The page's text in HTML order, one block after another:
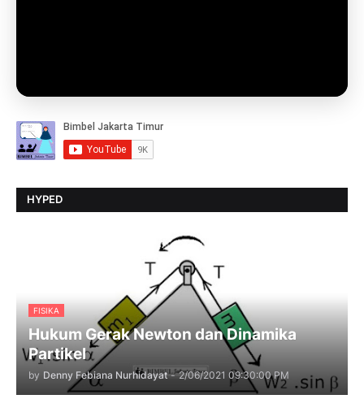
HYPED
FISIKA
Hukum Gerak Newton dan Dinamika
Partikel
by Denny Febiana Nurhidayat - 2/06/2021 09:30:00 PM